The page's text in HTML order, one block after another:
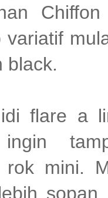
variatif
black.
flare a
rok mini.